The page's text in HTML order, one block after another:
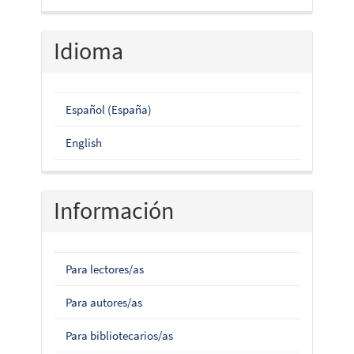
Idioma
Español (España)
English
Información
Para lectores/as
Para autores/as
Para bibliotecarios/as